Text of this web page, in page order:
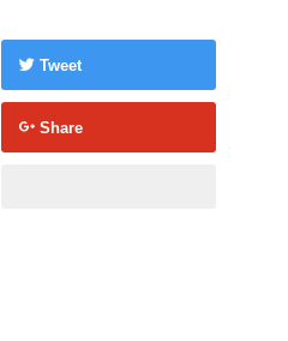
Tweet
Share